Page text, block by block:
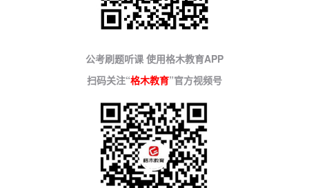
公考刷题听课 使用格木教育APP
扫码关注“格木教育”官方视频号